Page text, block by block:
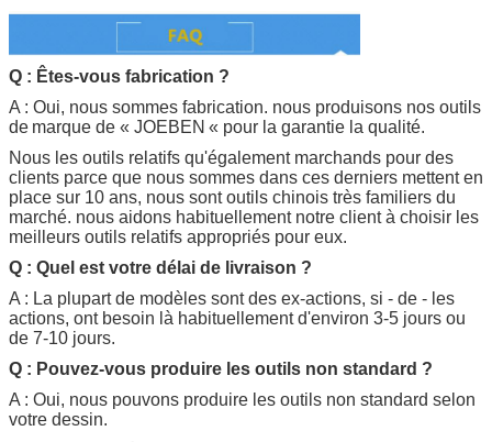
Q : Êtes-vous fabrication ?
A : Oui, nous sommes fabrication. nous produisons nos outils
de marque de « JOEBEN « pour la garantie la qualité.
Nous les outils relatifs qu'également marchands pour des
clients parce que nous sommes dans ces derniers mettent en
place sur 10 ans, nous sont outils chinois très familiers du
marché. nous aidons habituellement notre client à choisir les
meilleurs outils relatifs appropriés pour eux.
Q : Quel est votre délai de livraison ?
A : La plupart de modèles sont des ex-actions, si - de - les
actions, ont besoin là habituellement d'environ 3-5 jours ou
de 7-10 jours.
Q : Pouvez-vous produire les outils non standard ?
A : Oui, nous pouvons produire les outils non standard selon
votre dessin.